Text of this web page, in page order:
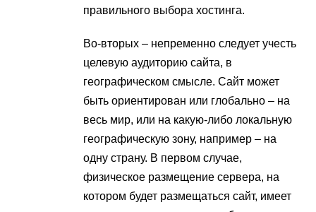
правильного выбора хостинга.
Во-вторых – непременно следует учесть
целевую аудиторию сайта, в
географическом смысле. Сайт может
быть ориентирован или глобально – на
весь мир, или на какую-либо локальную
географическую зону, например – на
одну страну. В первом случае,
физическое размещение сервера, на
котором будет размещаться сайт, имеет